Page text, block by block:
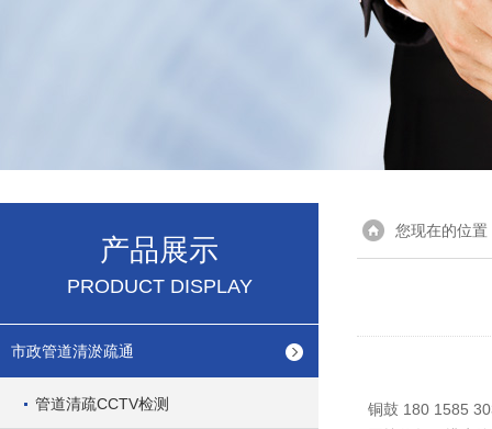
产品展示
PRODUCT DISPLAY
市政管道清淤疏通
管道清疏CCTV检测
您现在的位置
铜鼓 180 1585